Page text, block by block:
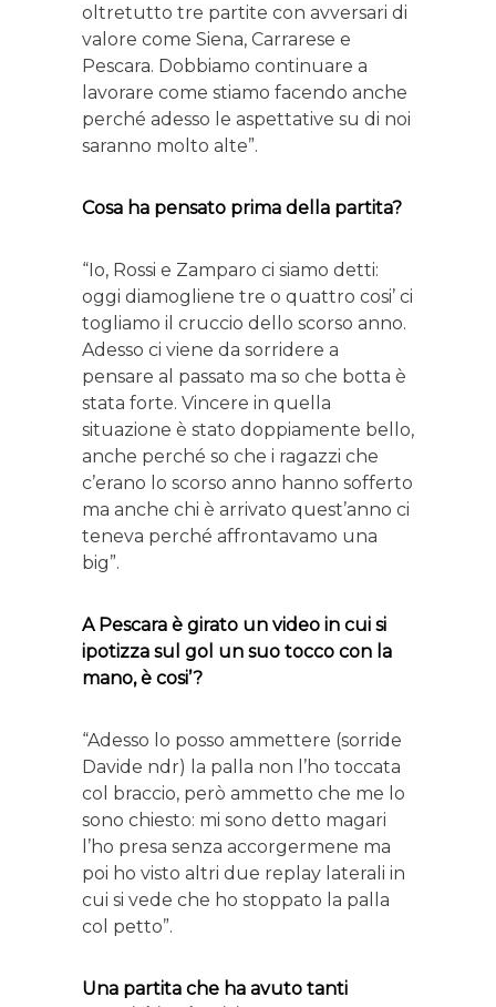
oltretutto tre partite con avversari di
valore come Siena, Carrarese e
Pescara. Dobbiamo continuare a
lavorare come stiamo facendo anche
perché adesso le aspettative su di noi
saranno molto alte”.
Cosa ha pensato prima della partita?
“Io, Rossi e Zamparo ci siamo detti:
oggi diamogliene tre o quattro cosi’ ci
togliamo il cruccio dello scorso anno.
Adesso ci viene da sorridere a
pensare al passato ma so che botta è
stata forte. Vincere in quella
situazione è stato doppiamente bello,
anche perché so che i ragazzi che
c’erano lo scorso anno hanno sofferto
ma anche chi è arrivato quest’anno ci
teneva perché affrontavamo una
big”.
A Pescara è girato un video in cui si
ipotizza sul gol un suo tocco con la
mano, è cosi’?
“Adesso lo posso ammettere (sorride
Davide ndr) la palla non l’ho toccata
col braccio, però ammetto che me lo
sono chiesto: mi sono detto magari
l’ho presa senza accorgermene ma
poi ho visto altri due replay laterali in
cui si vede che ho stoppato la palla
col petto”.
Una partita che ha avuto tanti